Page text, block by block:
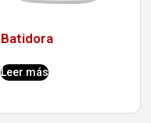
Batidora
Leer más